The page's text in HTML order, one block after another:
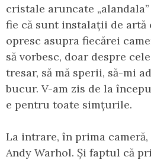
cristale aruncate
fie că sunt instalații de artă
opresc asupra fiecărei
să vorbesc, doar despre
tresar, să mă sperii, să-mi
bucur. V-am zis de la
e pentru toate simțurile.
La intrare, în prima
Andy Warhol. Și faptul că